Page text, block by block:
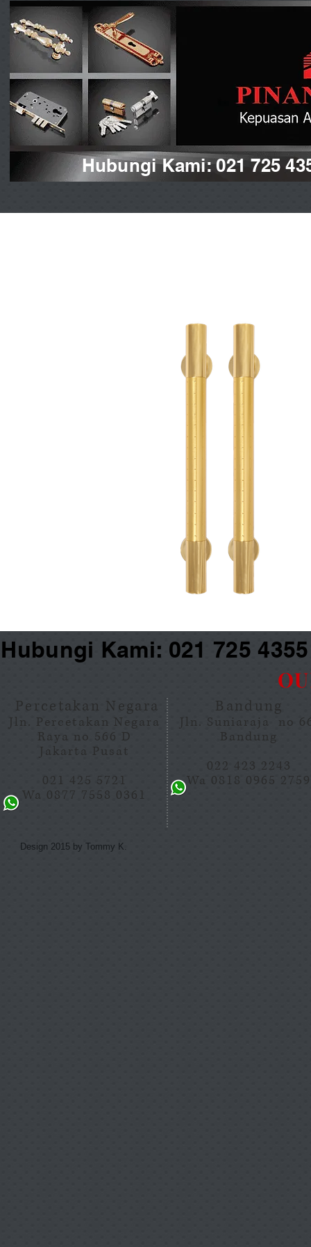
Hubungi Kami: 021 725
Kami: 021 725
Percetakan Negara
Jln. Percetakan Negara
Raya no 566 D
Jakarta Pusat
021 425 5721
Wa 0877 7558 0361
Bandung
Jln. Suniaraja no
Bandung
022 423 2243
Wa 0818 0965 2759
Design 2015 by Tommy K.